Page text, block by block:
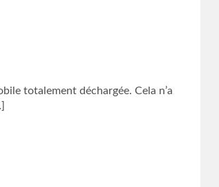
totalement déchargée. Cela n’a